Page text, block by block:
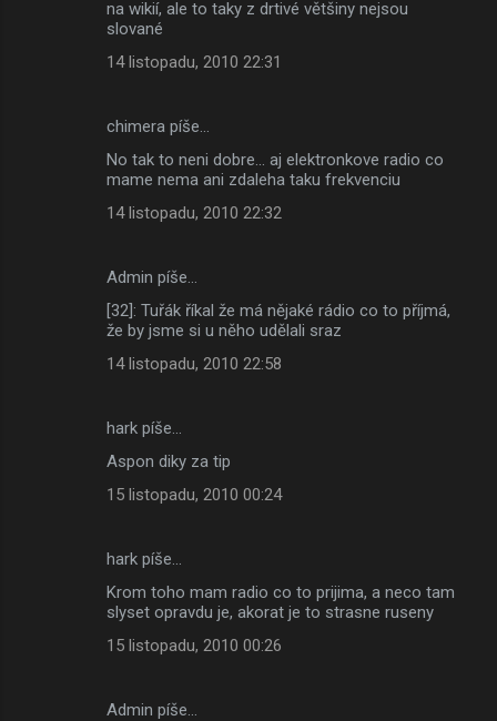
na wikií, ale to taky z drtivé většiny nejsou
slované
14 listopadu, 2010 22:31
chimera píše…
No tak to neni dobre... aj elektronkove radio co
mame nema ani zdaleha taku frekvenciu
14 listopadu, 2010 22:32
Admin píše…
[32]: Tuřák říkal že má nějaké rádio co to příjmá,
že by jsme si u něho udělali sraz
14 listopadu, 2010 22:58
hark píše…
Aspon diky za tip
15 listopadu, 2010 00:24
hark píše…
Krom toho mam radio co to prijima, a neco tam
slyset opravdu je, akorat je to strasne ruseny
15 listopadu, 2010 00:26
Admin píše…